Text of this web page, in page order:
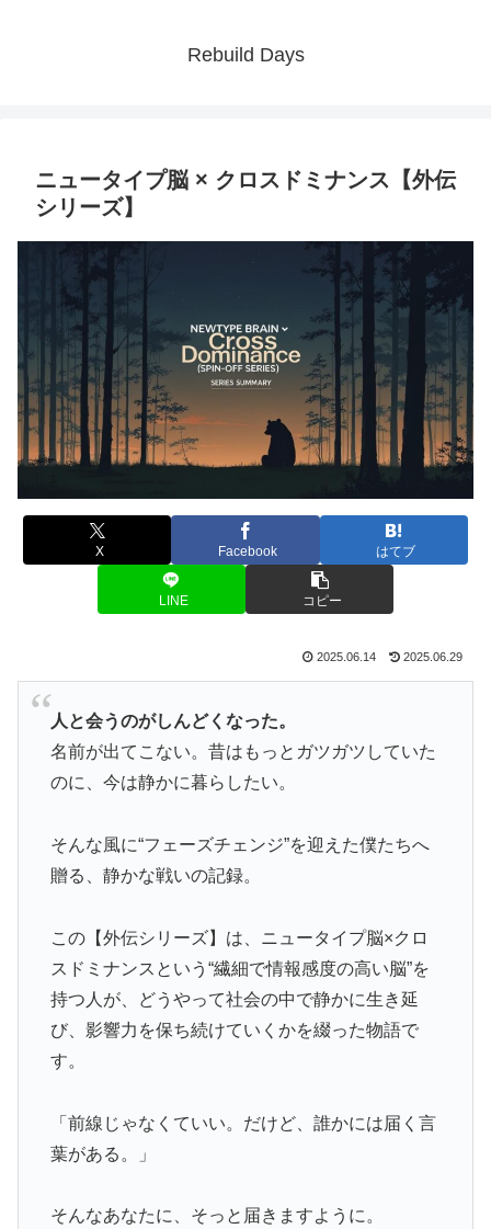
Rebuild Days
ニュータイプ脳 × クロスドミナンス【外伝
シリーズ】
X Facebook はてブ
LINE コピー
2025.06.14 2025.06.29
人と会うのがしんどくなった。
名前が出てこない。昔はもっとガツガツしていた
のに、今は静かに暮らしたい。
そんな風に“フェーズチェンジ”を迎えた僕たちへ
贈る、静かな戦いの記録。
この【外伝シリーズ】は、ニュータイプ脳×クロ
スドミナンスという“繊細で情報感度の高い脳”を
持つ人が、どうやって社会の中で静かに生き延
び、影響力を保ち続けていくかを綴った物語で
す。
「前線じゃなくていい。だけど、誰かには届く言
葉がある。」
そんなあなたに、そっと届きますように。